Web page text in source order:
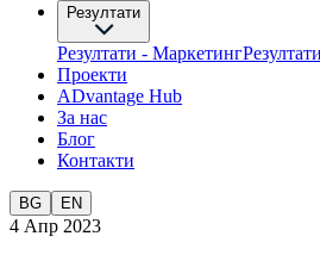
Резултати
Резултати - Маркетинг
Проекти
ADvantage Hub
За нас
Блог
Контакти
BG EN
4 Апр 2023